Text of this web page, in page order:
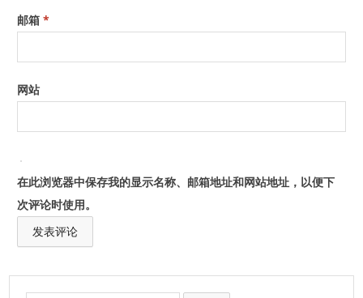
邮箱*
网站
在此浏览器中保存我的显示名称、邮箱地址和网站地址，以便下
次评论时使用。